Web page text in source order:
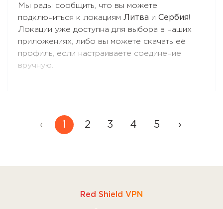
Это лучший выбор, если Вам необходимо
лучше контролировать трафик во время VPN-
сессий.
•Интернет только через VPN
любой причине или Мак был перезагружен.
выбрать наиболее подходящую для Вас.
Мы рады сообщить, что вы можете
подключиться к локациям Литва и Сербия!
Локации уже доступна для выбора в наших
приложениях, либо вы можете скачать её
профиль, если настраиваете соединение
вручную.
‹ 1 2 3 4 5 ›
Red Shield VPN